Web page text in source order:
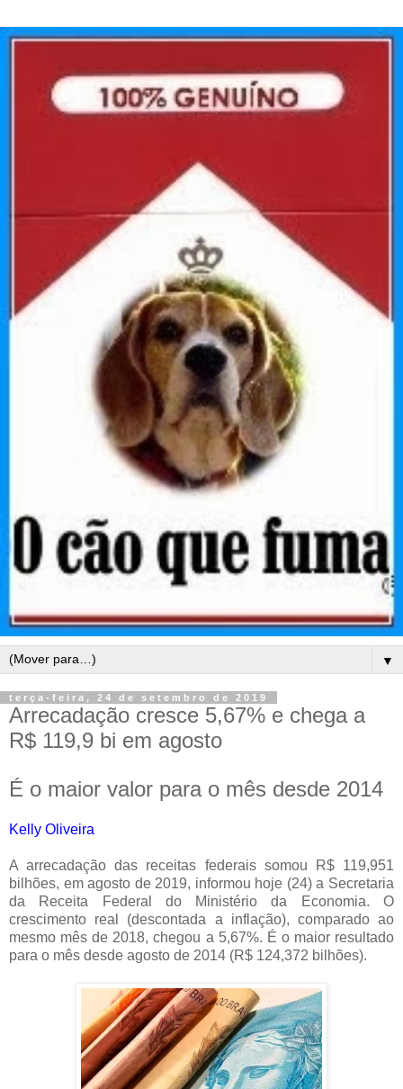
▼
terça-feira, 24 de setembro de 2019
Arrecadação cresce 5,67% e chega a
R$ 119,9 bi em agosto
É o maior valor para o mês desde 2014
Kelly Oliveira
A arrecadação das receitas federais somou R$ 119,951
bilhões, em agosto de 2019, informou hoje (24) a Secretaria
da Receita Federal do Ministério da Economia. O
crescimento real (descontada a inflação), comparado ao
mesmo mês de 2018, chegou a 5,67%. É o maior resultado
para o mês desde agosto de 2014 (R$ 124,372 bilhões).